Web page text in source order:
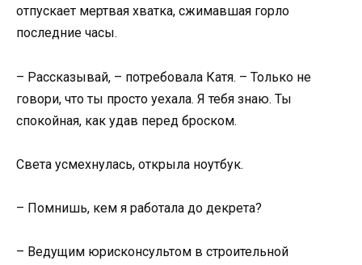
отпускает мертвая хватка, сжимавшая горло
последние часы.
– Рассказывай, – потребовала Катя. – Только не
говори, что ты просто уехала. Я тебя знаю. Ты
спокойная, как удав перед броском.
Света усмехнулась, открыла ноутбук.
– Помнишь, кем я работала до декрета?
– Ведущим юрисконсультом в строительной